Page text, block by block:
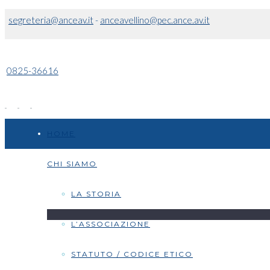
segreteria@anceav.it- anceavellino@pec.ance.av.it
0825-36616
CHI SIAMO
LA STORIA
L’ASSOCIAZIONE
STATUTO / CODICE ETICO